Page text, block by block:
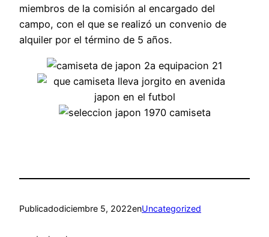
miembros de la comisión al encargado del
campo, con el que se realizó un convenio de
alquiler por el término de 5 años.
Publicadodiciembre 5, 2022enUncategorized